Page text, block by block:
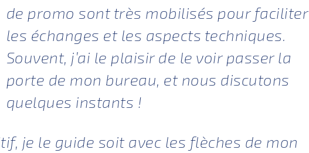
de promo sont très mobilisés pour faciliter
les échanges et les aspects techniques.
Souvent, j’ai le plaisir de le voir passer la
porte de mon bureau, et nous discutons
quelques instants !
je le guide soit avec les flèches de mon